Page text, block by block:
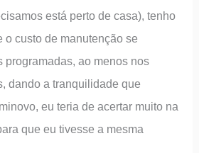
está perto de casa), tenho
o custo de manutenção se
programadas, ao menos nos
dando a tranquilidade que
eu teria de acertar muito na
que eu tivesse a mesma